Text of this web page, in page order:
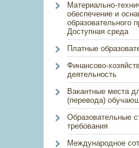
Материально-
обеспечение и
образовательного
Доступная среда
Платные
Финансово-
деятельность
Вакантные места
(перевода)
Образовательные
требования
Международное